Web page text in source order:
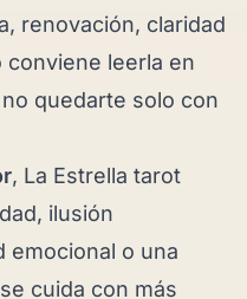
renovación, claridad
leerla en
quedarte solo con
, La Estrella tarot
ilusión
emocional o una
cuida con más